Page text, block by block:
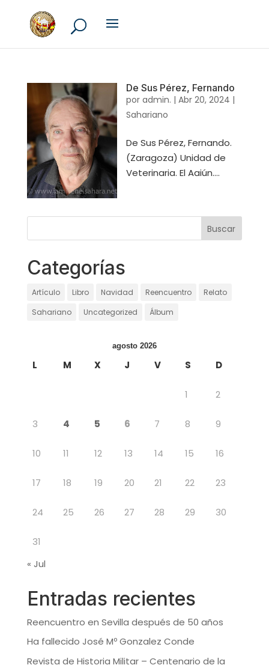
De Sus Pérez, Fernando
por admin. | Abr 20, 2024 |
Sahariano
De Sus Pérez, Fernando.
(Zaragoza) Unidad de
Veterinaria. El Aaiún....
Categorías
Artículo Libro Navidad Reencuentro
Relato
Sahariano
Uncategorized Álbum
agosto 2026
L M X J V S D
1 2
3 4 5 6 7 8 9
10 11 12 13 14 15 16
17 18 19 20 21 22 23
24 25 26 27 28 29 30
31
« Jul
Entradas recientes
Reencuentro en Sevilla después de 50 años
Ha fallecido José Mº Gonzalez Conde
Revista de Historia Militar – Centenario de la